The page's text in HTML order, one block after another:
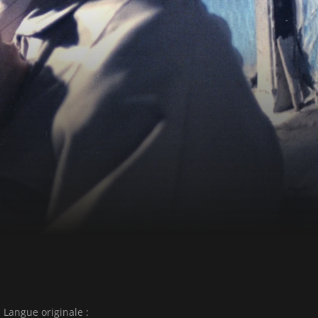
Langue originale :